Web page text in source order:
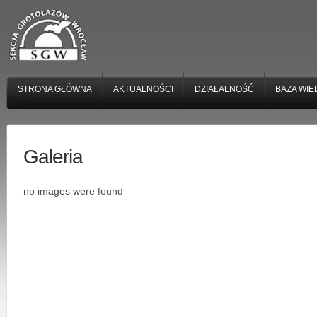
STRONA GŁÓWNA AKTUALNOŚCI DZIAŁALNOŚĆ BAZA
Galeria
no images were found